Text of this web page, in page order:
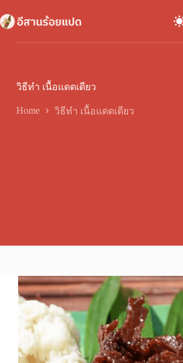
to
content
วิธีทำ เนื้อแดดเดียว
Home วิธีทำ เนื้อแดดเดียว